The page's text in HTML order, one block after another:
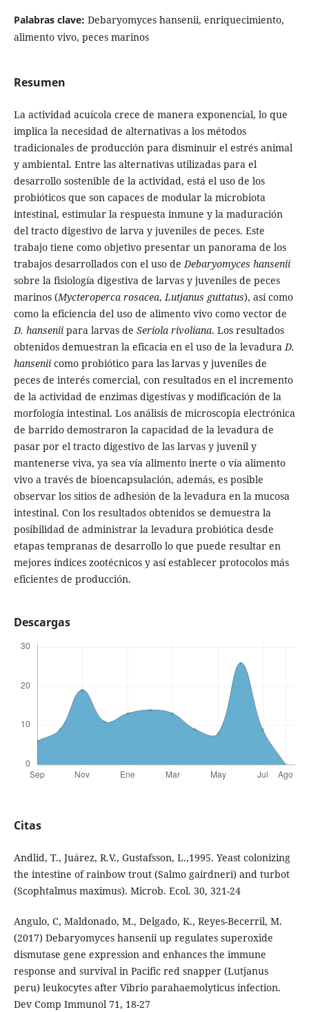
Palabras clave: Debaryomyces hansenii, enriquecimiento,
alimento vivo, peces marinos
Resumen
La actividad acuícola crece de manera exponencial, lo que
implica la necesidad de alternativas a los métodos
tradicionales de producción para disminuir el estrés animal
y ambiental. Entre las alternativas utilizadas para el
desarrollo sostenible de la actividad, está el uso de los
probióticos que son capaces de modular la microbiota
intestinal, estimular la respuesta inmune y la maduración
del tracto digestivo de larva y juveniles de peces. Este
trabajo tiene como objetivo presentar un panorama de los
trabajos desarrollados con el uso deDebaryomyces hansenii
sobre la fisiología digestiva de larvas y juveniles de peces
marinos (Mycteroperca rosacea,Lutjanus guttatus), así como
como la eficiencia del uso de alimento vivo como vector de
D. hanseniipara larvas de Seriola rivoliana. Los resultados
obtenidos demuestran la eficacia en el uso de la levaduraD.
hanseniicomo probiótico para las larvas y juveniles de
peces de interés comercial, con resultados en el incremento
de la actividad de enzimas digestivas y modificación de la
morfología intestinal. Los análisis de microscopia electrónica
de barrido demostraron la capacidad de la levadura de
pasar por el tracto digestivo de las larvas y juvenil y
mantenerse viva, ya sea vía alimento inerte o vía alimento
vivo a través de bioencapsulación, además, es posible
observar los sitios de adhesión de la levadura en la mucosa
intestinal. Con los resultados obtenidos se demuestra la
posibilidad de administrar la levadura probiótica desde
etapas tempranas de desarrollo lo que puede resultar en
mejores índices zootécnicos y así establecer protocolos más
eficientes de producción.
Descargas
Citas
Andlid, T., Juárez, R.V., Gustafsson, L.,1995. Yeast colonizing
the intestine of rainbow trout (Salmo gairdneri) and turbot
(Scophtalmus maximus). Microb. Ecol. 30, 321-24
Angulo, C, Maldonado, M., Delgado, K., Reyes-Becerril, M.
(2017) Debaryomyces hansenii up regulates superoxide
dismutase gene expression and enhances the immune
response and survival in Pacific red snapper (Lutjanus
peru) leukocytes after Vibrio parahaemolyticus infection.
Dev Comp Immunol 71, 18-27